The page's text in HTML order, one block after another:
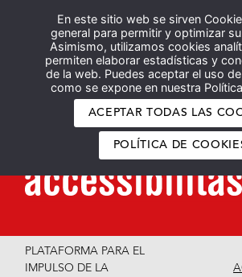
En este sitio web se sirven
general para permitir y optimizar
Asimismo, utilizamos cookies
permiten elaborar estadísticas y
de la web. Puedes aceptar el uso
como se expone en nuestra
ACEPTAR TODAS LAS
POLÍTICA DE
PLATAFORMA PARA EL
IMPULSO DE LA